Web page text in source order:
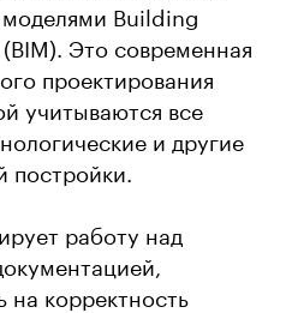
Building
Это современная
проектирования
учитываются все
и другие
постройки.
работу над
на корректность